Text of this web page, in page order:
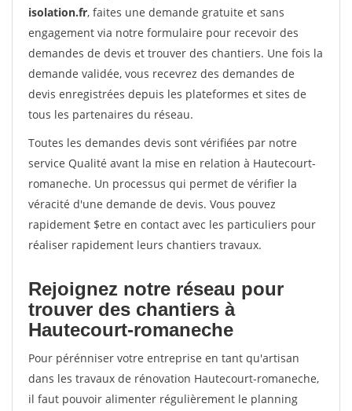
isolation.fr, faites une demande gratuite et sans
engagement via notre formulaire pour recevoir des
demandes de devis et trouver des chantiers. Une fois la
demande validée, vous recevrez des demandes de
devis enregistrées depuis les plateformes et sites de
tous les partenaires du réseau.
Toutes les demandes devis sont vérifiées par notre
service Qualité avant la mise en relation à Hautecourt-
romaneche. Un processus qui permet de vérifier la
véracité d'une demande de devis. Vous pouvez
rapidement $etre en contact avec les particuliers pour
réaliser rapidement leurs chantiers travaux.
Rejoignez notre réseau pour
trouver des chantiers à
Hautecourt-romaneche
Pour pérénniser votre entreprise en tant qu'artisan
dans les travaux de rénovation Hautecourt-romaneche,
il faut pouvoir alimenter régulièrement le planning